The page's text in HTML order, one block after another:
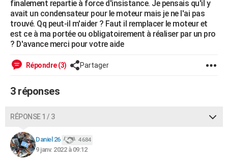
SANTE
Alimentation
Guide de la santé
Maladies
Médicaments
Sommeil
VOYAGE
Destinations
City break
Voyage nature
Voyage de noces
Forum
Climat
+PHOTO
GUIDES D'ACHAT
Dictionnaire
Biographies
Citations
Expressions
Proverbes
PROGRAMME TV
finalement repartie à force d'insistance. Je pensais qu'il y
avait un condensateur pour le moteur mais je ne l'ai pas
trouvé. Qq peut-il m'aider ? Faut il remplacer le moteur et
est ce à ma portée ou obligatoirement à réaliser par un pro
? D'avance merci pour votre aide
Répondre (3) Partager
3 réponses
RÉPONSE 1 / 3
Daniel 26 4 684
9 janv. 2022 à 09:12